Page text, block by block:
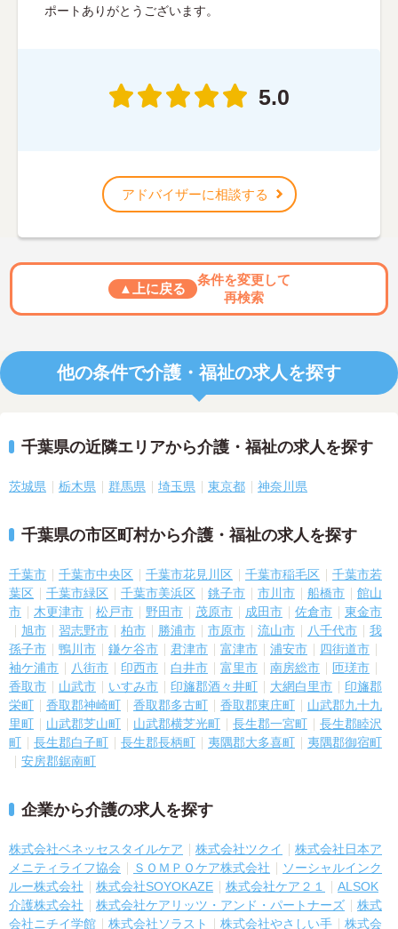
ポートありがとうございます。
5.0
アドバイザーに相談する
▲上に戻る
条件を変更して
再検索
他の条件で介護・福祉の求人を探す
千葉県の近隣エリアから介護・福祉の求人を探す
茨城県 栃木県 群馬県 埼玉県 東京都 神奈川県
千葉県の市区町村から介護・福祉の求人を探す
千葉市 千葉市中央区 千葉市花見川区 千葉市稲毛区
千葉市若
葉区
千葉市緑区 千葉市美浜区 銚子市 市川市 船橋市
館山
市
木更津市 松戸市 野田市 茂原市 成田市 佐倉市
東金市
旭市
習志野市 柏市 勝浦市 市原市 流山市 八千代市
我
孫子市
鴨川市 鎌ケ谷市 君津市 富津市 浦安市
四街道市
袖ケ浦市
八街市 印西市 白井市 富里市 南房総市
匝瑳市
香取市
山武市 いすみ市 印旛郡酒々井町 大網白里市
印旛郡
栄町
香取郡神崎町 香取郡多古町 香取郡東庄町
山武郡九十九
里町
山武郡芝山町 山武郡横芝光町 長生郡一宮町
長生郡睦沢
町
長生郡白子町 長生郡長柄町 夷隅郡大多喜町
夷隅郡御宿町
安房郡鋸南町
企業から介護の求人を探す
株式会社ベネッセスタイルケア 株式会社ツクイ
株式会社日本ア
メニティライフ協会
ＳＯＭＰＯケア株式会社
ソーシャルインク
ルー株式会社
株式会社SOYOKAZE 株式会社ケア２１
ALSOK
介護株式会社
株式会社ケアリッツ・アンド・パートナーズ
株式
会社ニチイ学館
株式会社ソラスト 株式会社やさしい手 株式会